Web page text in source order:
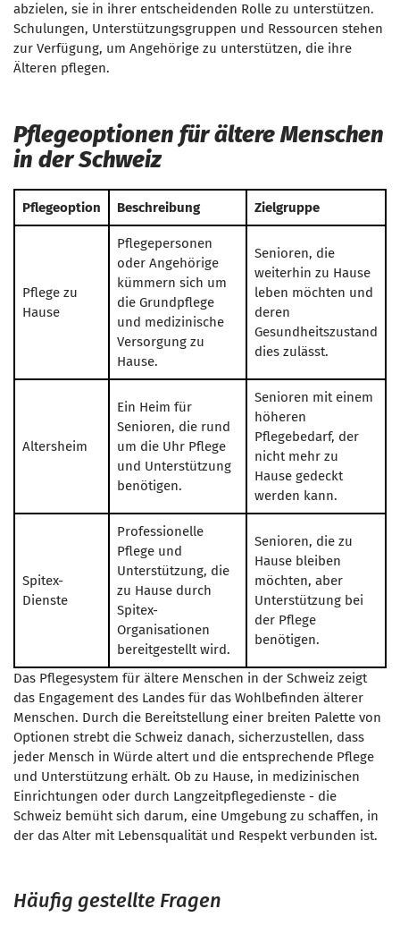
abzielen, sie in ihrer entscheidenden Rolle zu unterstützen.
Schulungen, Unterstützungsgruppen und Ressourcen stehen
zur Verfügung, um Angehörige zu unterstützen, die ihre
Älteren pflegen.
Pflegeoptionen für ältere Menschen
in der Schweiz
Pflegeoption Beschreibung Zielgruppe
Pflege zu
Hause
Pflegepersonen
oder Angehörige
kümmern sich um
die Grundpflege
und medizinische
Versorgung zu
Hause.
Senioren, die
weiterhin zu Hause
leben möchten und
deren
Gesundheitszustand
dies zulässt.
Altersheim
Ein Heim für
Senioren, die rund
um die Uhr Pflege
und Unterstützung
benötigen.
Senioren mit einem
höheren
Pflegebedarf, der
nicht mehr zu
Hause gedeckt
werden kann.
Spitex-
Dienste
Professionelle
Pflege und
Unterstützung, die
zu Hause durch
Spitex-
Organisationen
bereitgestellt wird.
Senioren, die zu
Hause bleiben
möchten, aber
Unterstützung bei
der Pflege
benötigen.
Das Pflegesystem für ältere Menschen in der Schweiz zeigt
das Engagement des Landes für das Wohlbefinden älterer
Menschen. Durch die Bereitstellung einer breiten Palette von
Optionen strebt die Schweiz danach, sicherzustellen, dass
jeder Mensch in Würde altert und die entsprechende Pflege
und Unterstützung erhält. Ob zu Hause, in medizinischen
Einrichtungen oder durch Langzeitpflegedienste - die
Schweiz bemüht sich darum, eine Umgebung zu schaffen, in
der das Alter mit Lebensqualität und Respekt verbunden ist.
Häufig gestellte Fragen